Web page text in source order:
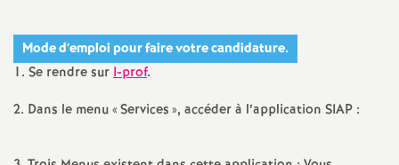
t
i
o
Mode d’emploi pour faire votre candidature.
1. Se rendre surI-prof.
2. Dans le menu «Services», accéder à l’application SIAP :